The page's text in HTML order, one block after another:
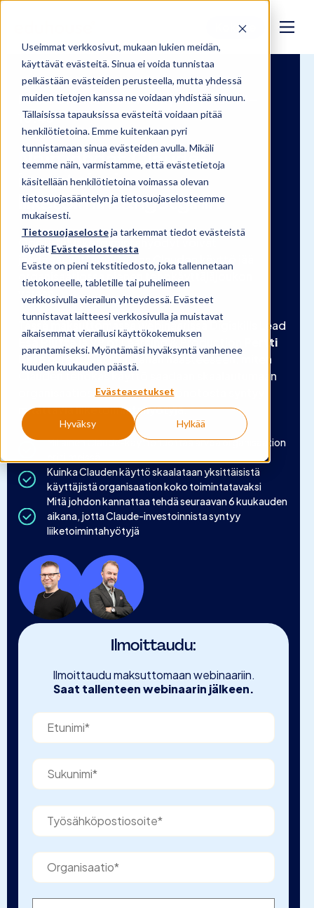
Useimmat verkkosivut, mukaan lukien meidän,
käyttävät evästeitä. Sinua ei voida tunnistaa
pelkästään evästeiden perusteella, mutta yhdessä
muiden tietojen kanssa ne voidaan yhdistää sinuun.
Tällaisissa tapauksissa evästeitä voidaan pitää
henkilötietoina. Emme kuitenkaan pyri
tunnistamaan sinua evästeiden avulla. Mikäli
teemme näin, varmistamme, että evästetietoja
käsitellään henkilötietoina voimassa olevan
tietosuojasääntelyn ja tietosuojaselosteemme
mukaisesti.
Tietosuojaselosteja tarkemmat tiedot evästeistä
löydät Evästeselosteesta
Eväste on pieni tekstitiedosto, joka tallennetaan
tietokoneelle, tabletille tai puhelimeen
verkkosivulla vierailun yhteydessä. Evästeet
tunnistavat laitteesi verkkosivulla ja muistavat
aikaisemmat vierailusi käyttökokemuksen
parantamiseksi. Myöntämäsi hyväksyntä vanhenee
kuuden kuukauden päästä.
Evästeasetukset
Hyväksy Hylkää
Kokeile
MAKSUTON WEBINAARI | 24.8. klo 10–
10:45
Näin johdat Claude-
investoinnin
liiketoimintahyötyihin
Odotetut liiketoimintahyödyt voivat
jäädä saavuttamatta, jos Clauden käyttö jää
organisaatiossa pienen tehokäyttäjäjoukon
varaan.
Tässä maksuttomassa webinaarissa Digiskills Lead
VP of Learning & Production
Pertti
Berg
pureutuvat juuri tähän haasteeseen: miten
Clauden tehokas käyttö saadaan skaalautumaan
organisaatiossa, jotta käyttöönotosta syntyy
mitattavia liiketoimintahyötyjä.
Millainen Claude-käyttö tuottaa arvoa organisaation
Kuinka Clauden käyttö skaalataan yksittäisistä
käyttäjistä organisaation koko toimintatavaksi
Mitä johdon kannattaa tehdä seuraavan 6 kuukauden
aikana, jotta Claude-investoinnista syntyy
liiketoimintahyötyjä
Ilmoittaudu:
Ilmoittaudu maksuttomaan webinaariin.
Saat tallenteen webinaarin jälkeen.